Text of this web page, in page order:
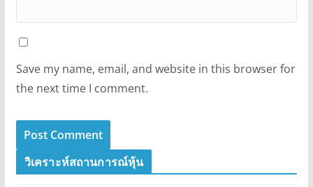
Save my name, email, and website in this browser for
the next time I comment.
วิเคราะห์สถานการณ์หุ้น